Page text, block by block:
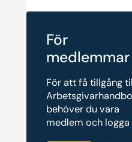
För
medlemmar
För att få tillgång
behöver du vara
medlem och logga